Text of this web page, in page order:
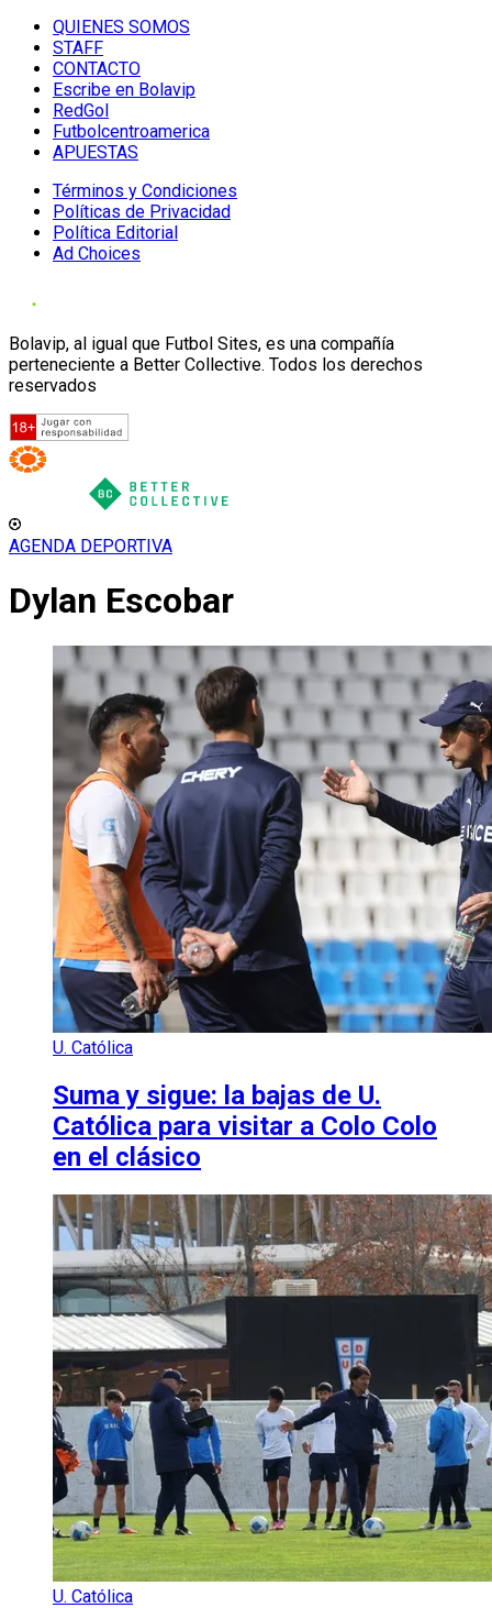
QUIENES SOMOS
STAFF
CONTACTO
Escribe en Bolavip
RedGol
Futbolcentroamerica
APUESTAS
Términos y Condiciones
Políticas de Privacidad
Política Editorial
Ad Choices
Bolavip, al igual que Futbol Sites, es una compañía
perteneciente a Better Collective. Todos los derechos
reservados
AGENDA DEPORTIVA
Dylan Escobar
U. Católica
Suma y sigue: la bajas de U.
Católica para visitar a Colo Colo
en el clásico
U. Católica